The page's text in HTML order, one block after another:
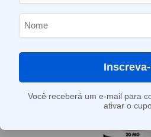
Você receberá um e-mail para
ativar o